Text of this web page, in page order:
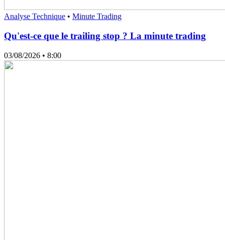
Analyse Technique • Minute Trading
Qu'est-ce que le trailing stop ? La minute trading
03/08/2026 • 8:00